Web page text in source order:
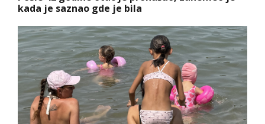
kada je saznao gde je bila